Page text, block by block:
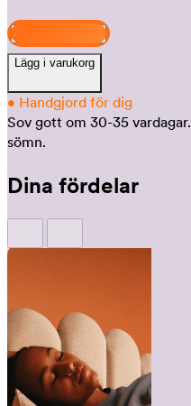
Lägg i varukorg
• Handgjord för dig
Sov gott om 30-35 vardagar.
sömn.
Dina fördelar